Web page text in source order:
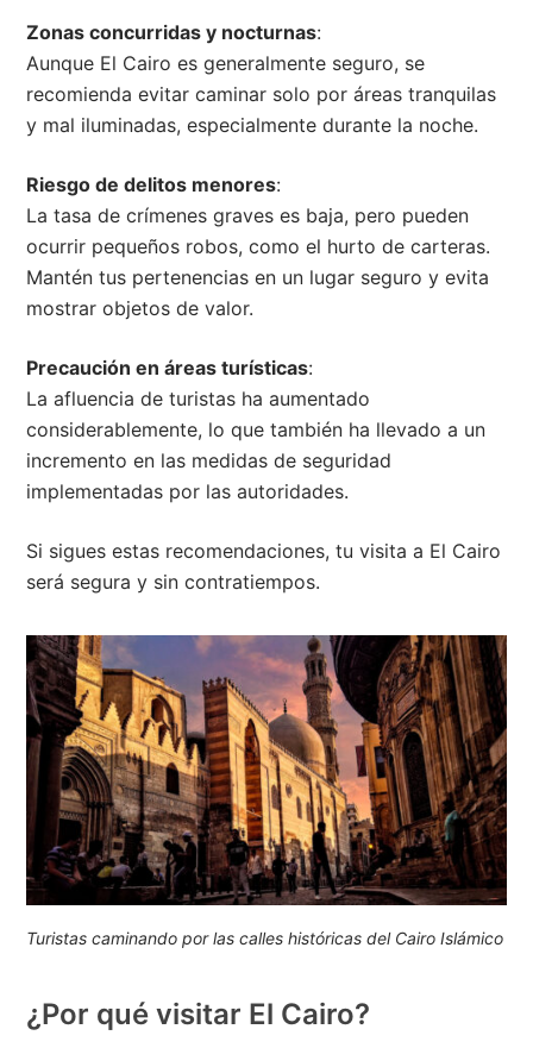
Zonas concurridas y nocturnas:
Aunque El Cairo es generalmente seguro, se
recomienda evitar caminar solo por áreas tranquilas
y mal iluminadas, especialmente durante la noche.
Riesgo de delitos menores:
La tasa de crímenes graves es baja, pero pueden
ocurrir pequeños robos, como el hurto de carteras.
Mantén tus pertenencias en un lugar seguro y evita
mostrar objetos de valor.
Precaución en áreas turísticas:
La afluencia de turistas ha aumentado
considerablemente, lo que también ha llevado a un
incremento en las medidas de seguridad
implementadas por las autoridades.
Si sigues estas recomendaciones, tu visita a El Cairo
será segura y sin contratiempos.
Turistas caminando por las calles históricas del Cairo Islámico
¿Por qué visitar El Cairo?